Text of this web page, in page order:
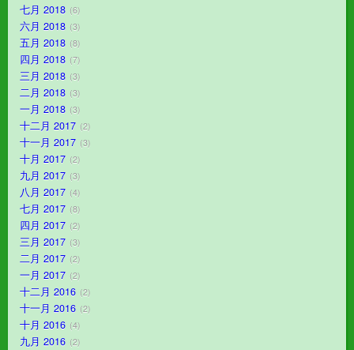
七月 2018 6
六月 2018 3
五月 2018 8
四月 2018 7
三月 2018 3
二月 2018 3
一月 2018 3
十二月 2017 2
十一月 2017 3
十月 2017 2
九月 2017 3
八月 2017 4
七月 2017 8
四月 2017 2
三月 2017 3
二月 2017 2
一月 2017 2
十二月 2016 2
十一月 2016 2
十月 2016 4
九月 2016 2